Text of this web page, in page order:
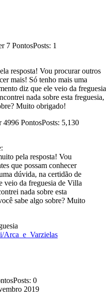
7 PontosPosts: 1
resposta! Vou procurar outros
mais! Só tenho mais uma
diz que ele veio da freguesia
nada sobre esta freguesia,
Muito obrigado!
4996 PontosPosts: 5,130
pela resposta! Vou
que possam conhecer
dúvida, na certidão de
veio da freguesia de Villa
nada sobre esta
sabe algo sobre? Muito
Posts: 0
2019